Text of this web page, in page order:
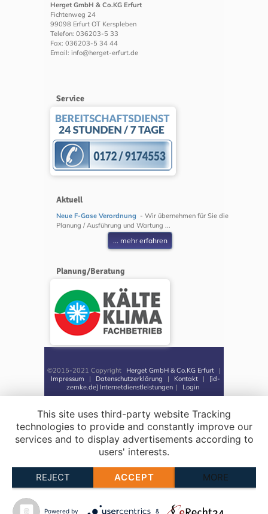
Herget GmbH & Co.KG Erfurt
Fichtenweg 24
99098 Erfurt OT Kerspleben
Telefon: 036203-5 33
Fax: 036203-5 34 44
Email: info@herget-erfurt.de
Service
Aktuell
Neue F-Gase Verordnung - Wir übernehmen für Sie die
Planung / Ausführung und Wartung ...
... mehr erfahren
Planung/Beratung
©2015-2021 Copyright Herget GmbH & Co.KG Erfurt
|
Impressum
| Datenschutzerklärung | Kontakt |
[id-
zemke.de] Internetdienstleistungen | Login
This site uses third-party website Tracking
technologies to provide and constantly improve our
services and to display advertisements according to
users' interests.
REJECT ACCEPT MORE
Powered by &